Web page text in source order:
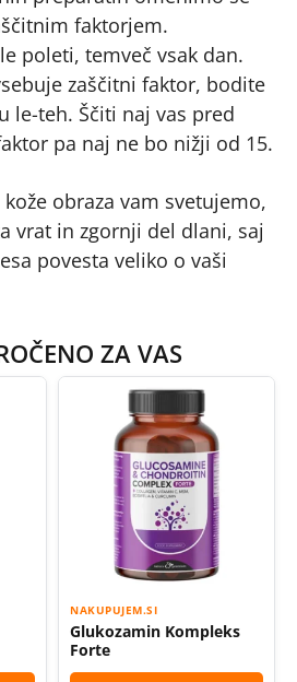
faktorjem.
poleti, temveč vsak dan.
zaščitni faktor, bodite
le-teh. Ščiti naj vas pred
pa naj ne bo nižji od 15.
obraza vam svetujemo,
vrat in zgornji del dlani, saj
povesta veliko o vaši
ZA VAS
NAKUPUJEM.SI
Glukozamin Kompleks
Forte